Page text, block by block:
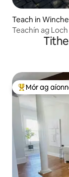
Teach in
Teachín ag
An-mhór ag
Mór ag